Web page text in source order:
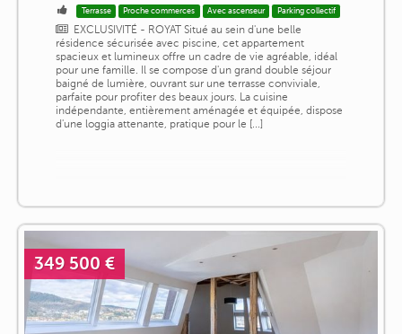
Terrasse Proche commerces Avec ascenseur Parking collectif
EXCLUSIVITÉ - ROYAT Situé au sein d'une belle
résidence sécurisée avec piscine, cet appartement
spacieux et lumineux offre un cadre de vie agréable, idéal
pour une famille. Il se compose d'un grand double séjour
baigné de lumière, ouvrant sur une terrasse conviviale,
parfaite pour profiter des beaux jours. La cuisine
indépendante, entièrement aménagée et équipée, dispose
d'une loggia attenante, pratique pour le [...]
349 500 €